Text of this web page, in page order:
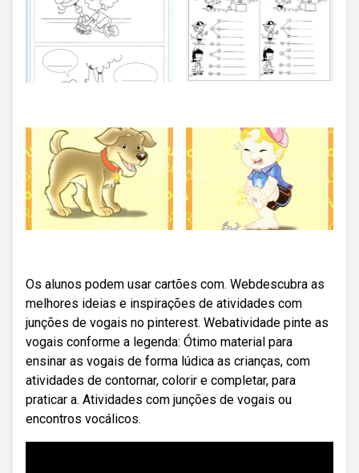
Os alunos podem usar cartões com. Webdescubra as
melhores ideias e inspirações de atividades com
junções de vogais no pinterest. Webatividade pinte as
vogais conforme a legenda: Ótimo material para
ensinar as vogais de forma lúdica as crianças, com
atividades de contornar, colorir e completar, para
praticar a. Atividades com junções de vogais ou
encontros vocálicos.